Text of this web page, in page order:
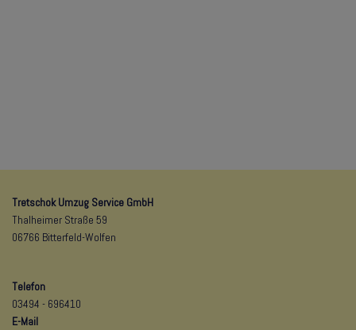
Tretschok Umzug Service GmbH
Thalheimer Straße 59
06766 Bitterfeld-Wolfen
Telefon
03494 - 696410
E-Mail